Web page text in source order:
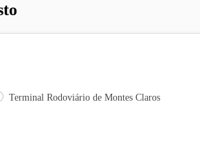
Terminal Rodoviário de Montes Claros